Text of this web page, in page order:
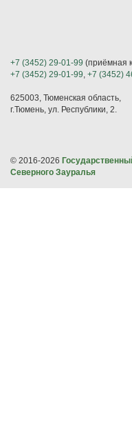
+7 (3452) 29-01-99 (приёмная
+7 (3452) 29-01-99, +7 (3452)
625003, Тюменская область,
г.Тюмень, ул. Республики, 2.
© 2016-2026
Северного Зауралья